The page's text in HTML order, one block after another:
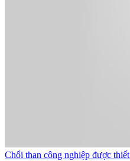
Chổi than công nghiệp được